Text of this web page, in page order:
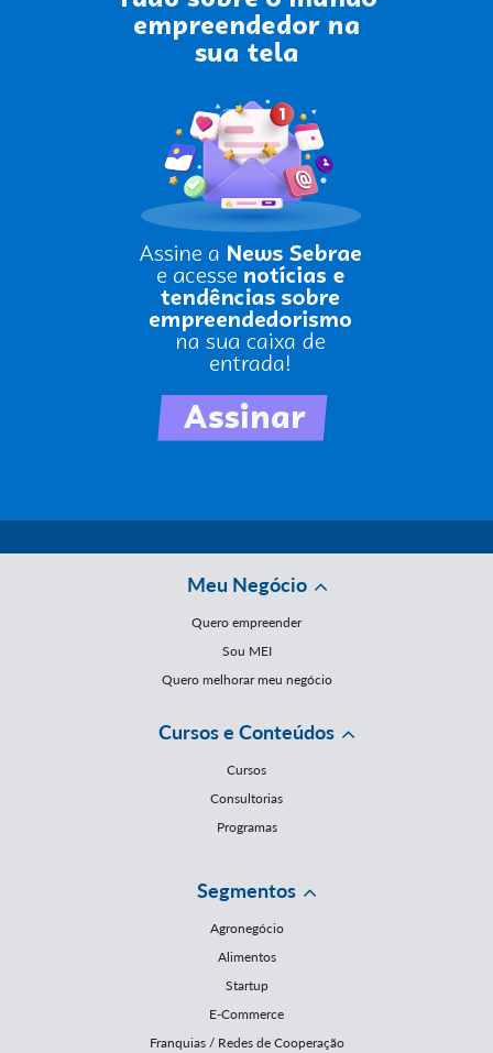
Meu Negócio
Quero empreender
Sou MEI
Quero melhorar meu negócio
Cursos e Conteúdos
Cursos
Consultorias
Programas
Segmentos
Agronegócio
Alimentos
Startup
E-Commerce
Franquias / Redes de Cooperação